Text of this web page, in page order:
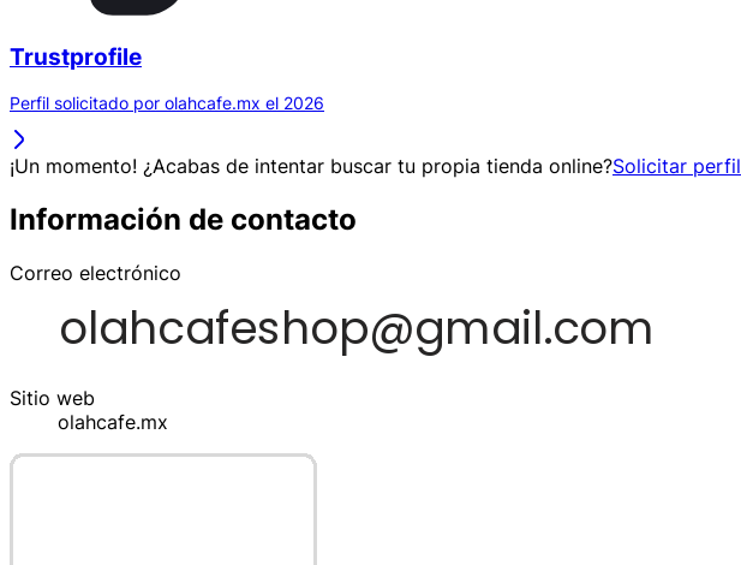
Trustprofile
Perfil solicitado por olahcafe.mx el 2026
¡Un momento! ¿Acabas de intentar buscar tu propia tienda online?Solicitar perfil
Información de contacto
Correo electrónico
Sitio web
olahcafe.mx